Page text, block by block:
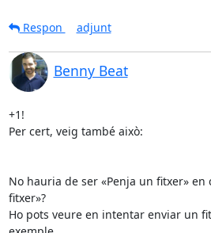
Respon
adjunt
Benny Beat
+1!
Per cert, veig també això:
No hauria de ser «Penja un fitxer» en
fitxer»?
Ho pots veure en intentar enviar un